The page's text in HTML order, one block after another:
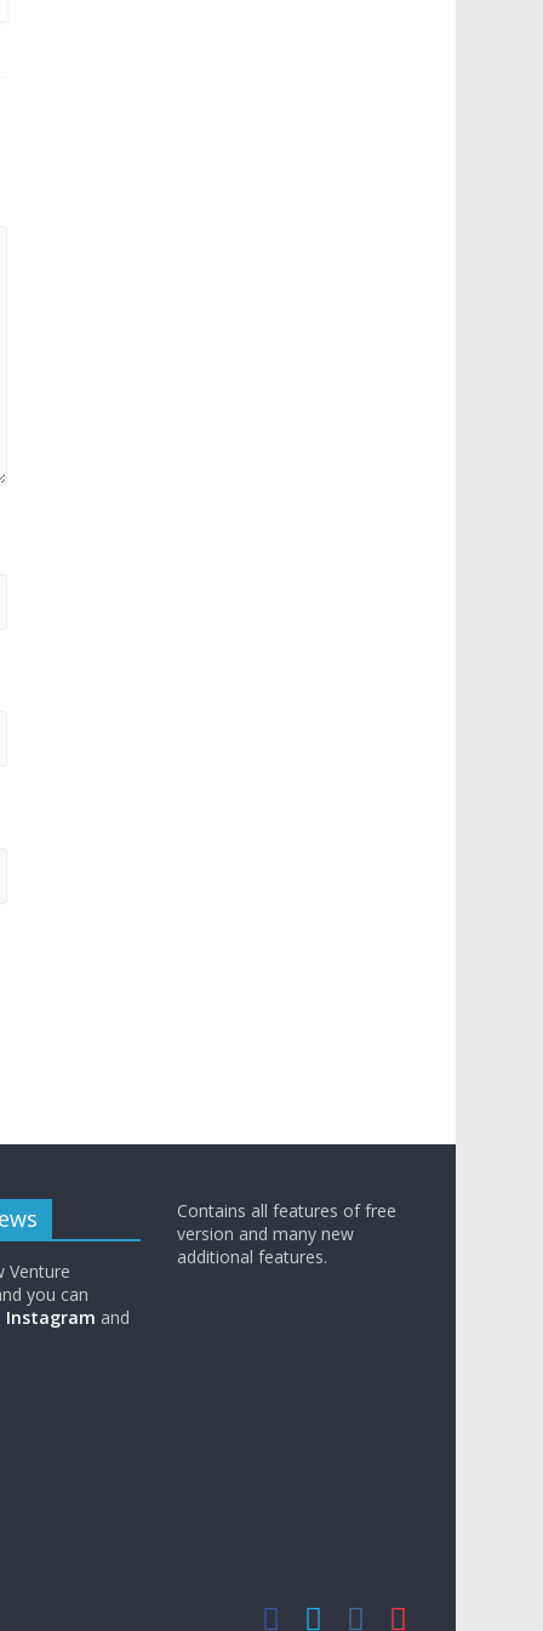
Venture
you can
Instagram and
Contains all features of free
version and many new
additional features.